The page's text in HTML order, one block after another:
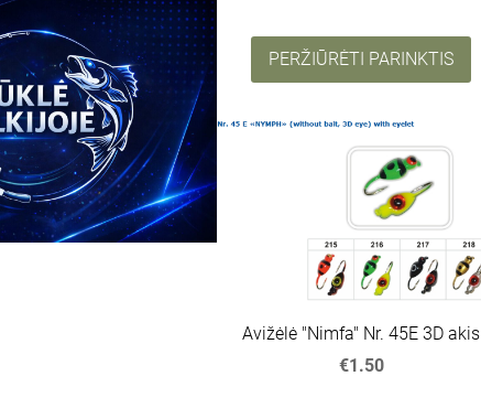
PERŽIŪRĖTI PARINKTIS
Avižėlė "Nimfa" Nr. 45E 3D akis
€1.50